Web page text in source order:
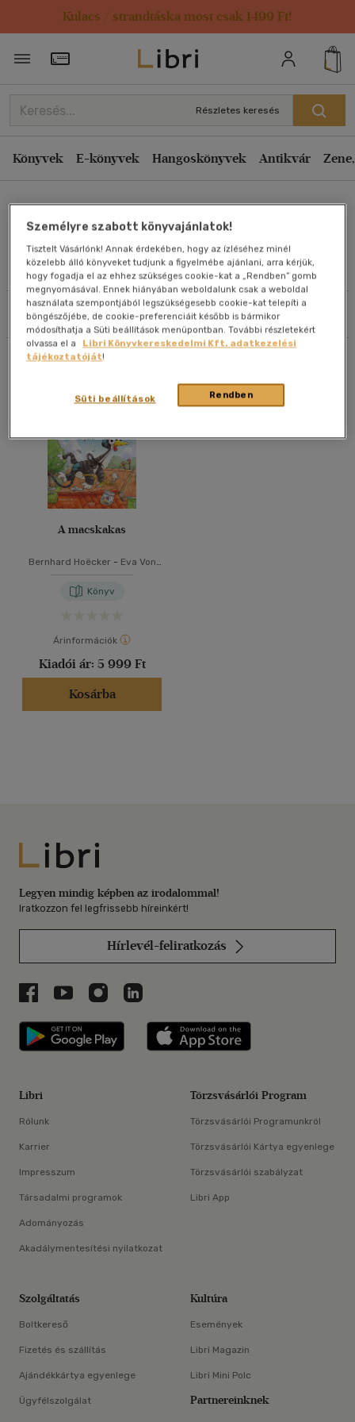
Kulacs / strandtáska most csak 1499 Ft!
Törzsvásárlói Kártya adatai
Részletes keresés
Könyvek E-könyvek Hangoskönyvek Antikvár
Eva Von Mühlenfels
Művei
Szűrés Rendezés
Rendezés
Kiadás éve szerint csökkenő
Ár szerint csökkenő
Eladott darabszám szerint csökkenő
Eladott darabszám szerint növekvő
Cím szerint A-Z
Szerző szerint A-Z
Megjelenítés
20 db / oldal
Alkalmaz
A macskakas
Bernhard Hoëcker - Eva Von
Könyv
Árinformációk
Kiadói ár: 5 999 Ft
Kosárba
Libri
Legyen mindig képben az irodalommal!
Iratkozzon fel legfrissebb híreinkért!
Hírlevél-feliratkozás
Libri a Facebookon
Libri a Youtube-on
Libri az Instagramon
Libri a LinkedInen
Libri applikáció Szerezd meg: Google
Libri
Rólunk
Karrier
Impresszum
Társadalmi programok
Adományozás
Akadálymentesítési nyilatkozat
Törzsvásárlói Program
Törzsvásárlói Programunkról
Törzsvásárlói Kártya egyenlege
Törzsvásárlói szabályzat
Libri App
Szolgáltatás
Boltkereső
Fizetés és szállítás
Ajándékkártya egyenlege
Ügyfélszolgálat
Kultúra
Események
Libri Magazin
Libri Mini Polc
Partnereinknek
Személyre szabott könyvajánlatok!
Tisztelt Vásárlónk! Annak érdekében, hogy az ízléséhez minél
közelebb álló könyveket tudjunk a figyelmébe ajánlani, arra kérjük,
hogy fogadja el az ehhez szükséges cookie-kat a „Rendben” gomb
megnyomásával. Ennek hiányában weboldalunk csak a weboldal
használata szempontjából legszükségesebb cookie-kat telepíti a
böngészőjébe, de cookie-preferenciáit később is bármikor
módosíthatja a Süti beállítások menüpontban. További részletekért
olvassa el a
Libri Könyvkereskedelmi Kft. adatkezelési
tájékoztatóját!
Rendben
Süti beállítások